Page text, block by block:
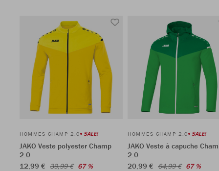
HOMMES CHAMP 2.0 SALE!
JAKO Veste polyester Champ
2.0
12,99 € 39,99 € 67 %
HOMMES CHAMP 2.0 SALE!
JAKO Veste à capuche
2.0
20,99 € 64,99 € 67 %